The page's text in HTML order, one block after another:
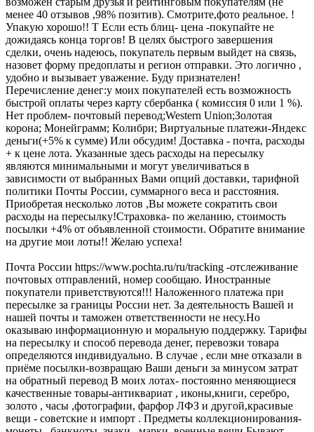
менее 40 отзывов ,98% позитив). Смотрите,фото реальное. !
Упакую хорошо!! Т Если есть блиц- цена -покупайте не
дожидаясь конца торгов! В целях быстрого завершения
сделки, очень надеюсь, покупатель первым выйдет на связь,
назовет форму предоплаты и регион отправки. Это логично ,
удобно и вызывает уважение. Буду признателен!
Перечисление денег:у моих покупателей есть возможность
быстрой оплаты через карту сбербанка ( комиссия 0 или 1 %).
Нет проблем- почтовый перевод;Western Union;Золотая
корона; Монейграмм; Колибри; Виртуальные платежи-Яндекс
деньги(+5% к сумме) Или обсудим! Доставка - почта, расходы
+ к цене лота. Указанные здесь расходы на пересылку
являются минимальными и могут увеличиваться в
зависимости от выбранных Вами опций доставки, тарифной
политики Почты России, суммарного веса и расстояния.
Приобретая несколько лотов ,Вы можете сократить свои
расходы на пересылку!Страховка- по желанию, стоимость
посылки +4% от объявленной стоимости. Обратите внимание
на другие мои лоты!! Желаю успеха!
Почта России https://www.pochta.ru/ru/tracking -отслеживание
почтовых отправлений, номер сообщаю. Иностранные
покупатели приветствуются!!! Наложенного платежа при
пересылке за границы России нет. За деятельность Вашей и
нашей почты и таможен ответственности не несу.Но
оказываю информационную и моральную поддержку. Тарифы
на пересылку и способ перевода денег, перевозки товара
определяются индивидуально. В случае , если мне отказали в
приёме посылки-возвращаю Ваши деньги за минусом затрат
на обратный перевод В моих лотах- постоянно меняющиеся
качественные товары-антиквариат , иконы,книги, серебро,
золото , часы ,фотографии, фарфор ЛФЗ и другой,красивые
вещи - советские и импорт . Предметы коллекционирования-